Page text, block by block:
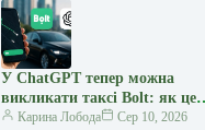
Україні зареєстровано 256 компаній…
У ChatGPT тепер можна
викликати таксі Bolt: як це
працює — Мінфін
Карина Лобода Сер 10, 2026